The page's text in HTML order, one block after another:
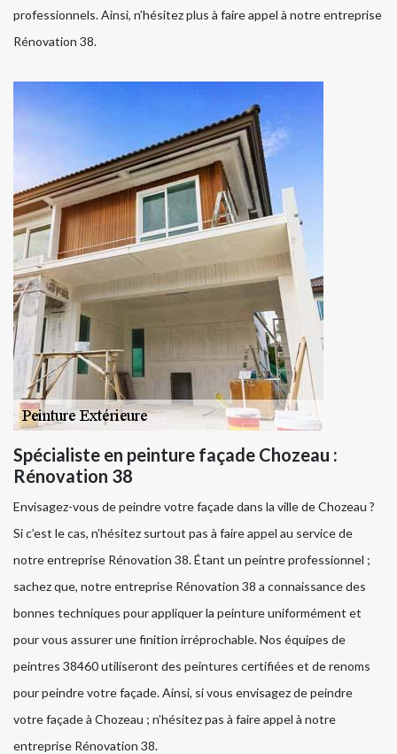
professionnels. Ainsi, n’hésitez plus à faire appel à notre entreprise
Rénovation 38.
Spécialiste en peinture façade Chozeau :
Rénovation 38
Envisagez-vous de peindre votre façade dans la ville de Chozeau ?
Si c’est le cas, n’hésitez surtout pas à faire appel au service de
notre entreprise Rénovation 38. Étant un peintre professionnel ;
sachez que, notre entreprise Rénovation 38 a connaissance des
bonnes techniques pour appliquer la peinture uniformément et
pour vous assurer une finition irréprochable. Nos équipes de
peintres 38460 utiliseront des peintures certifiées et de renoms
pour peindre votre façade. Ainsi, si vous envisagez de peindre
votre façade à Chozeau ; n’hésitez pas à faire appel à notre
entreprise Rénovation 38.